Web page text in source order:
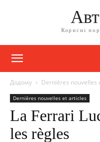
Корисні
Додому Dernières nouvelles
Dernières nouvelles et articles
La Ferrari
les règles